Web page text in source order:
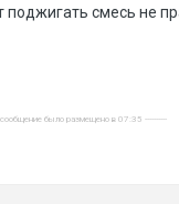
поджигать смесь не
было размещено в 07:35 ----------